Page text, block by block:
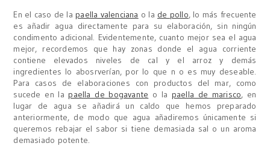
En el caso de la paella valenciana o la de pollo, lo más frecuente
es añadir agua directamente para su elaboración, sin ningún
condimento adicional. Evidentemente, cuanto mejor sea el agua
mejor, recordemos que hay zonas donde el agua corriente
contiene elevados niveles de cal y el arroz y demás
ingredientes lo abosrverían, por lo que n o es muy deseable.
Para casos de elaboraciones con productos del mar, como
sucede en la paella de bogavante o la paella de marisco, en
lugar de agua se añadirá un caldo que hemos preparado
anteriormente, de modo que agua añadiremos únicamente si
queremos rebajar el sabor si tiene demasiada sal o un aroma
demasiado potente.